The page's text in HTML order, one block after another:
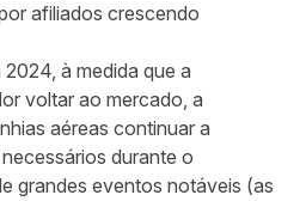
afiliados crescendo
à medida que a
voltar ao mercado, a
aéreas continuar a
durante o
grandes eventos notáveis (as